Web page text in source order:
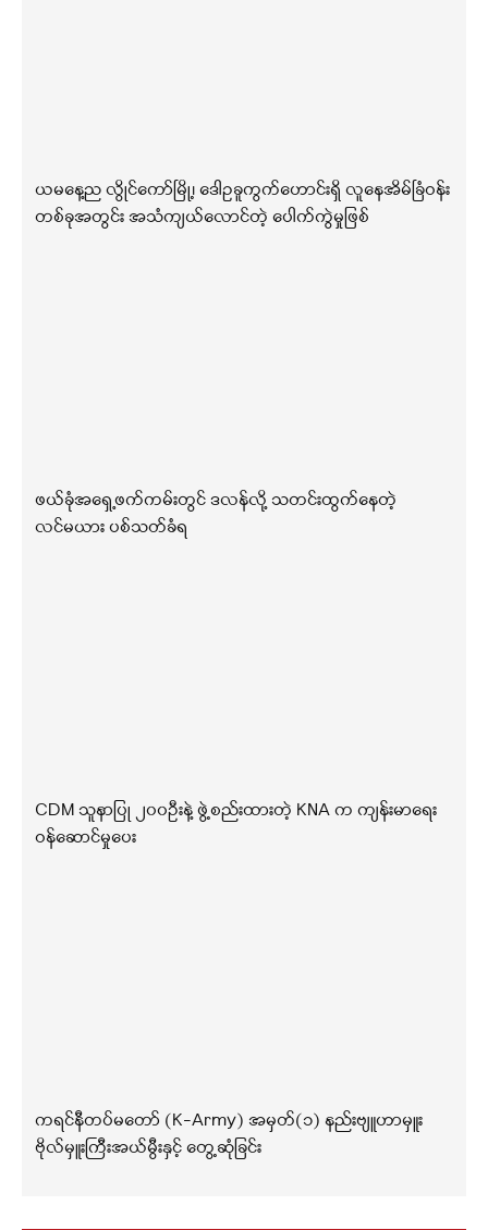
ယမနေ့ည လွိုင်ကော်မြို့၊ ဒေါဥခူကွက်ဟောင်းရှိ လူနေအိမ်ခြံဝန်း
တစ်ခုအတွင်း အသံကျယ်လောင်တဲ့ ပေါက်ကွဲမှုဖြစ်
ဖယ်ခုံအရှေ့ဖက်ကမ်းတွင် ဒလန်လို့ သတင်းထွက်နေတဲ့
လင်မယား ပစ်သတ်ခံရ
CDM သူနာပြု ၂၀၀ဦးနဲ့ ဖွဲ့စည်းထားတဲ့ KNA က ကျန်းမာရေး
ဝန်ဆောင်မှုပေး
ကရင်နီတပ်မတော် (K-Army) အမှတ်(၁) နည်းဗျူဟာမှူး
ဗိုလ်မှူးကြီးအယ်မွီးနှင့် တွေ့ဆုံခြင်း